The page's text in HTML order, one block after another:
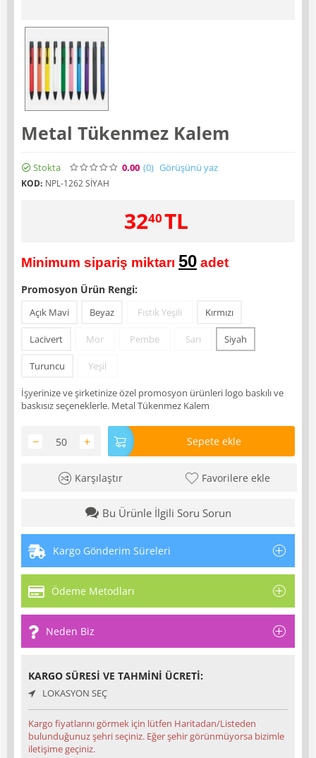
Metal Tükenmez Kalem
Stokta 0.00 (0) Görüşünü yaz
KOD: NPL-1262 SİYAH
3240TL
Minimum sipariş miktarı 50 adet.
Promosyon Ürün Rengi:
Açık Mavi Beyaz Fıstık Yeşili Kırmızı
Lacivert Mor Pembe Sarı Siyah
Turuncu Yeşil
İşyerinize ve şirketinize özel promosyon ürünleri logo baskılı ve
baskısız seçeneklerle. Metal Tükenmez Kalem
+
− Sepete ekle
Karşılaştır Favorilere ekle
Bu Ürünle İlgili Soru Sorun
Kargo Gönderim Süreleri
Ödeme Metodları
Neden Biz
KARGO SÜRESI VE TAHMINI ÜCRETI:
LOKASYON SEÇ
Kargo fiyatlarını görmek için lütfen Haritadan/Listeden
bulunduğunuz şehri seçiniz. Eğer şehir görünmüyorsa bizimle
iletişime geçiniz.